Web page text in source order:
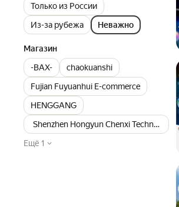
Только из России
Из-за рубежа
Неважно
Магазин
-BAX-
chaokuanshi
Fujian Fuyuanhui E-commerce
HENGGANG
Shenzhen Hongyun Chenxi Technology
Ещё 1